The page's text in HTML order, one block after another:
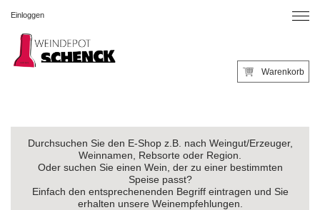
Einloggen
Warenkorb
Durchsuchen Sie den E-Shop z.B. nach Weingut/Erzeuger,
Weinnamen, Rebsorte oder Region.
Oder suchen Sie einen Wein, der zu einer bestimmten
Speise passt?
Einfach den entsprechenenden Begriff eintragen und Sie
erhalten unsere Weinempfehlungen.